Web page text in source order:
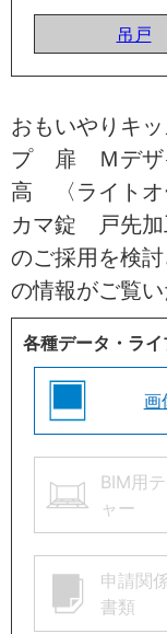
吊戸
おもいやりキ
プ 扉 Ｍデザ
高 〈ライト
カマ錠 戸先加
のご採用を検
の情報がご覧
各種データ・ラ
画
BIM用
ャー
申請関
書類